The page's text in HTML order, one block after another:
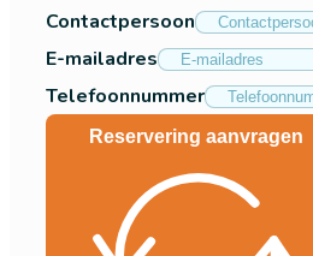
Contactpersoon
E-mailadres
Telefoonnummer
Reservering aanvragen